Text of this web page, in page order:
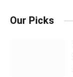
Our Picks